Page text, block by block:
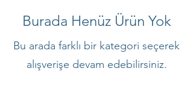
Burada Henüz Ürün Yok
Bu arada farklı bir kategori seçerek
alışverişe devam edebilirsiniz.